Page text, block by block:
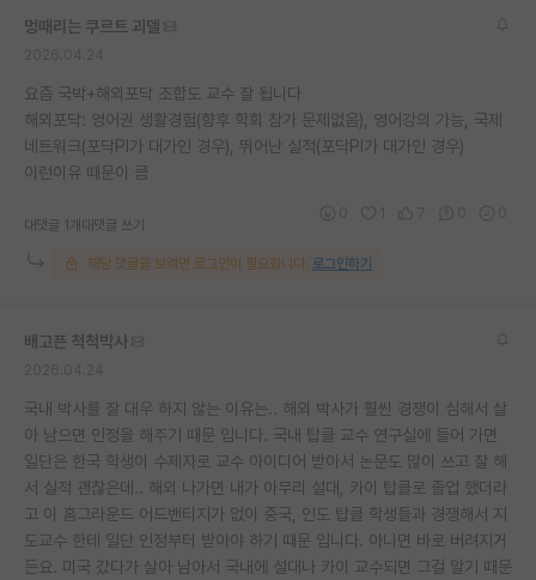
멍때리는 쿠르트 괴델
요즘 국박+해외포닥 조합도 교수 잘 됩니다
해외포닥: 영어권 생활경험(향후 학회 참가 문제없음), 영어강의 가능, 국제
네트워크(포닥PI가 대가인 경우), 뛰어난 실적(포닥PI가 대가인 경우)
이런이유 때문이 큼
대댓글 1개 대댓글 쓰기
해당 댓글을 보려면 로그인이 필요합니다. 로그인하기
배고픈 척척박사
국내 박사를 잘 대우 하지 않는 이유는.. 해외 박사가 훨씬 경쟁이 심해서 살
아 남으면 인정을 해주기 때문 입니다. 국내 탑클 교수 연구실에 들어 가면
일단은 한국 학생이 수제자로 교수 아이디어 받아서 논문도 많이 쓰고 잘 해
서 실적 괜찮은데.. 해외 나가면 내가 아무리 설대, 카이 탑클로 졸업 했더라
고 이 홈그라운드 어드밴티지가 없이 중국, 인도 탑클 학생들과 경쟁해서 지
도교수 한테 일단 인정부터 받아야 하기 때문 입니다. 아니면 바로 버려지거
든요. 미국 갔다가 살아 남아서 국내에 설대나 카이 교수되면 그걸 알기 때문